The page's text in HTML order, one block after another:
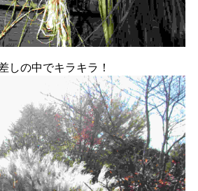
しの中でキラキラ！